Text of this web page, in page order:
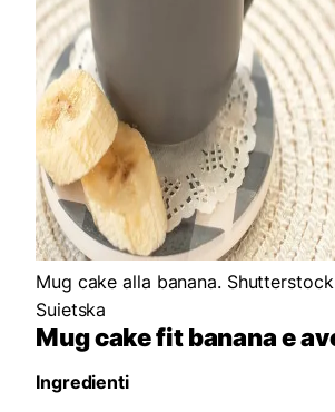
Mug cake alla banana.
Suietska
Mug cake fit banana e
Ingredienti